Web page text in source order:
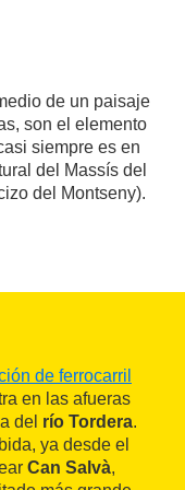
de un paisaje
son el elemento
siempre es en
del Massís del
del Montseny).
de ferrocarril
en las afueras
del río Tordera.
ya desde el
Can Salvà,